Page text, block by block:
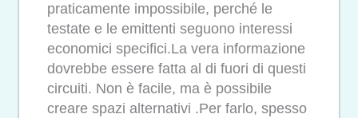
praticamente impossibile, perché le
testate e le emittenti seguono interessi
economici specifici.La vera informazione
dovrebbe essere fatta al di fuori di questi
circuiti. Non è facile, ma è possibile
creare spazi alternativi .Per farlo, spesso